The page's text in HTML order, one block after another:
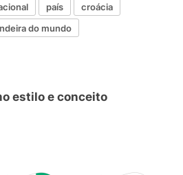
país
croácia
do mundo
estilo e conceito